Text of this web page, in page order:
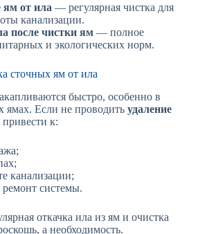
от ила — регулярная чистка для
канализации.
после чистки ям — полное
и экологических норм.
сточных ям от ила
быстро, особенно в
ямах. Если не проводить удаление
к:
канализации;
системы.
откачка ила из ям и очистка
а необходимость.